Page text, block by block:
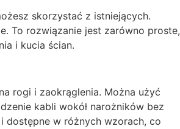
skorzystać z istniejących.
To rozwiązanie jest zarówno proste,
i kucia ścian.
rogi i zaokrąglenia. Można użyć
kabli wokół narożników bez
dostępne w różnych wzorach, co